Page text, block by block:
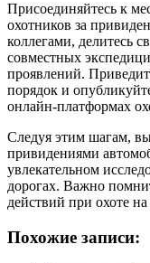
Присоединяйтесь к
охотников за
коллегами, делитесь
совместных
проявлений.
порядок и
онлайн-платформах
Следуя этим шагам,
привидениями
увлекательном
дорогах. Важно
действий при охоте
Похожие записи: